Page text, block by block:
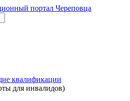
квалификации
для инвалидов)